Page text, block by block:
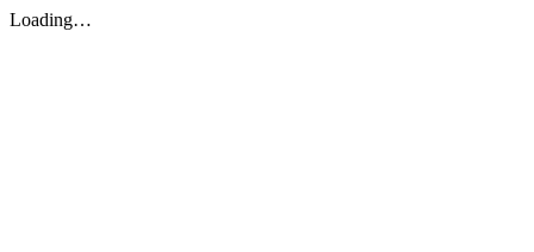
Loading…